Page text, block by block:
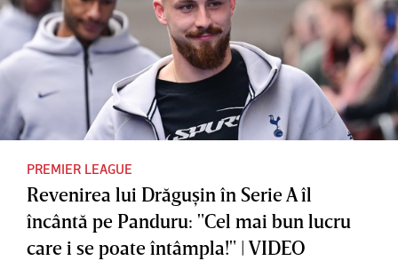
Mbappe
la
Liverpoo
PREMIER LEAGUE
Revenirea lui Drăguşin în Serie A îl
încântă pe Panduru: "Cel mai bun lucru
care i se poate întâmpla!" | VIDEO